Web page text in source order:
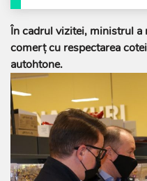
În cadrul vizitei, ministrul
comerț cu respectarea
autohtone.